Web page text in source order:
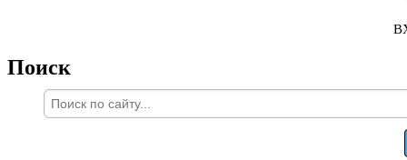
Поиск